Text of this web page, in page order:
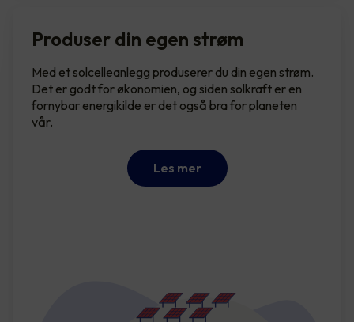
Produser din egen strøm
Med et solcelleanlegg produserer du din egen strøm.
Det er godt for økonomien, og siden solkraft er en
fornybar energikilde er det også bra for planeten
vår.
Les mer